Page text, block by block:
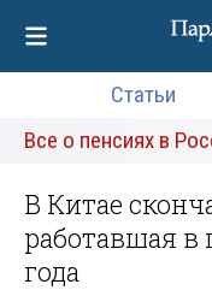
Статьи
Все о пенсиях в
В Китае
работавшая в
года